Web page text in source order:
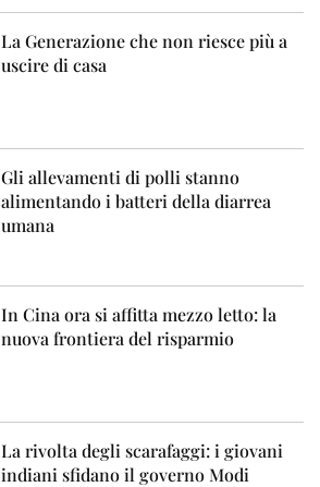
La Generazione che non riesce più a
uscire di casa
Gli allevamenti di polli stanno
alimentando i batteri della diarrea
umana
In Cina ora si affitta mezzo letto: la
nuova frontiera del risparmio
La rivolta degli scarafaggi: i giovani
indiani sfidano il governo Modi